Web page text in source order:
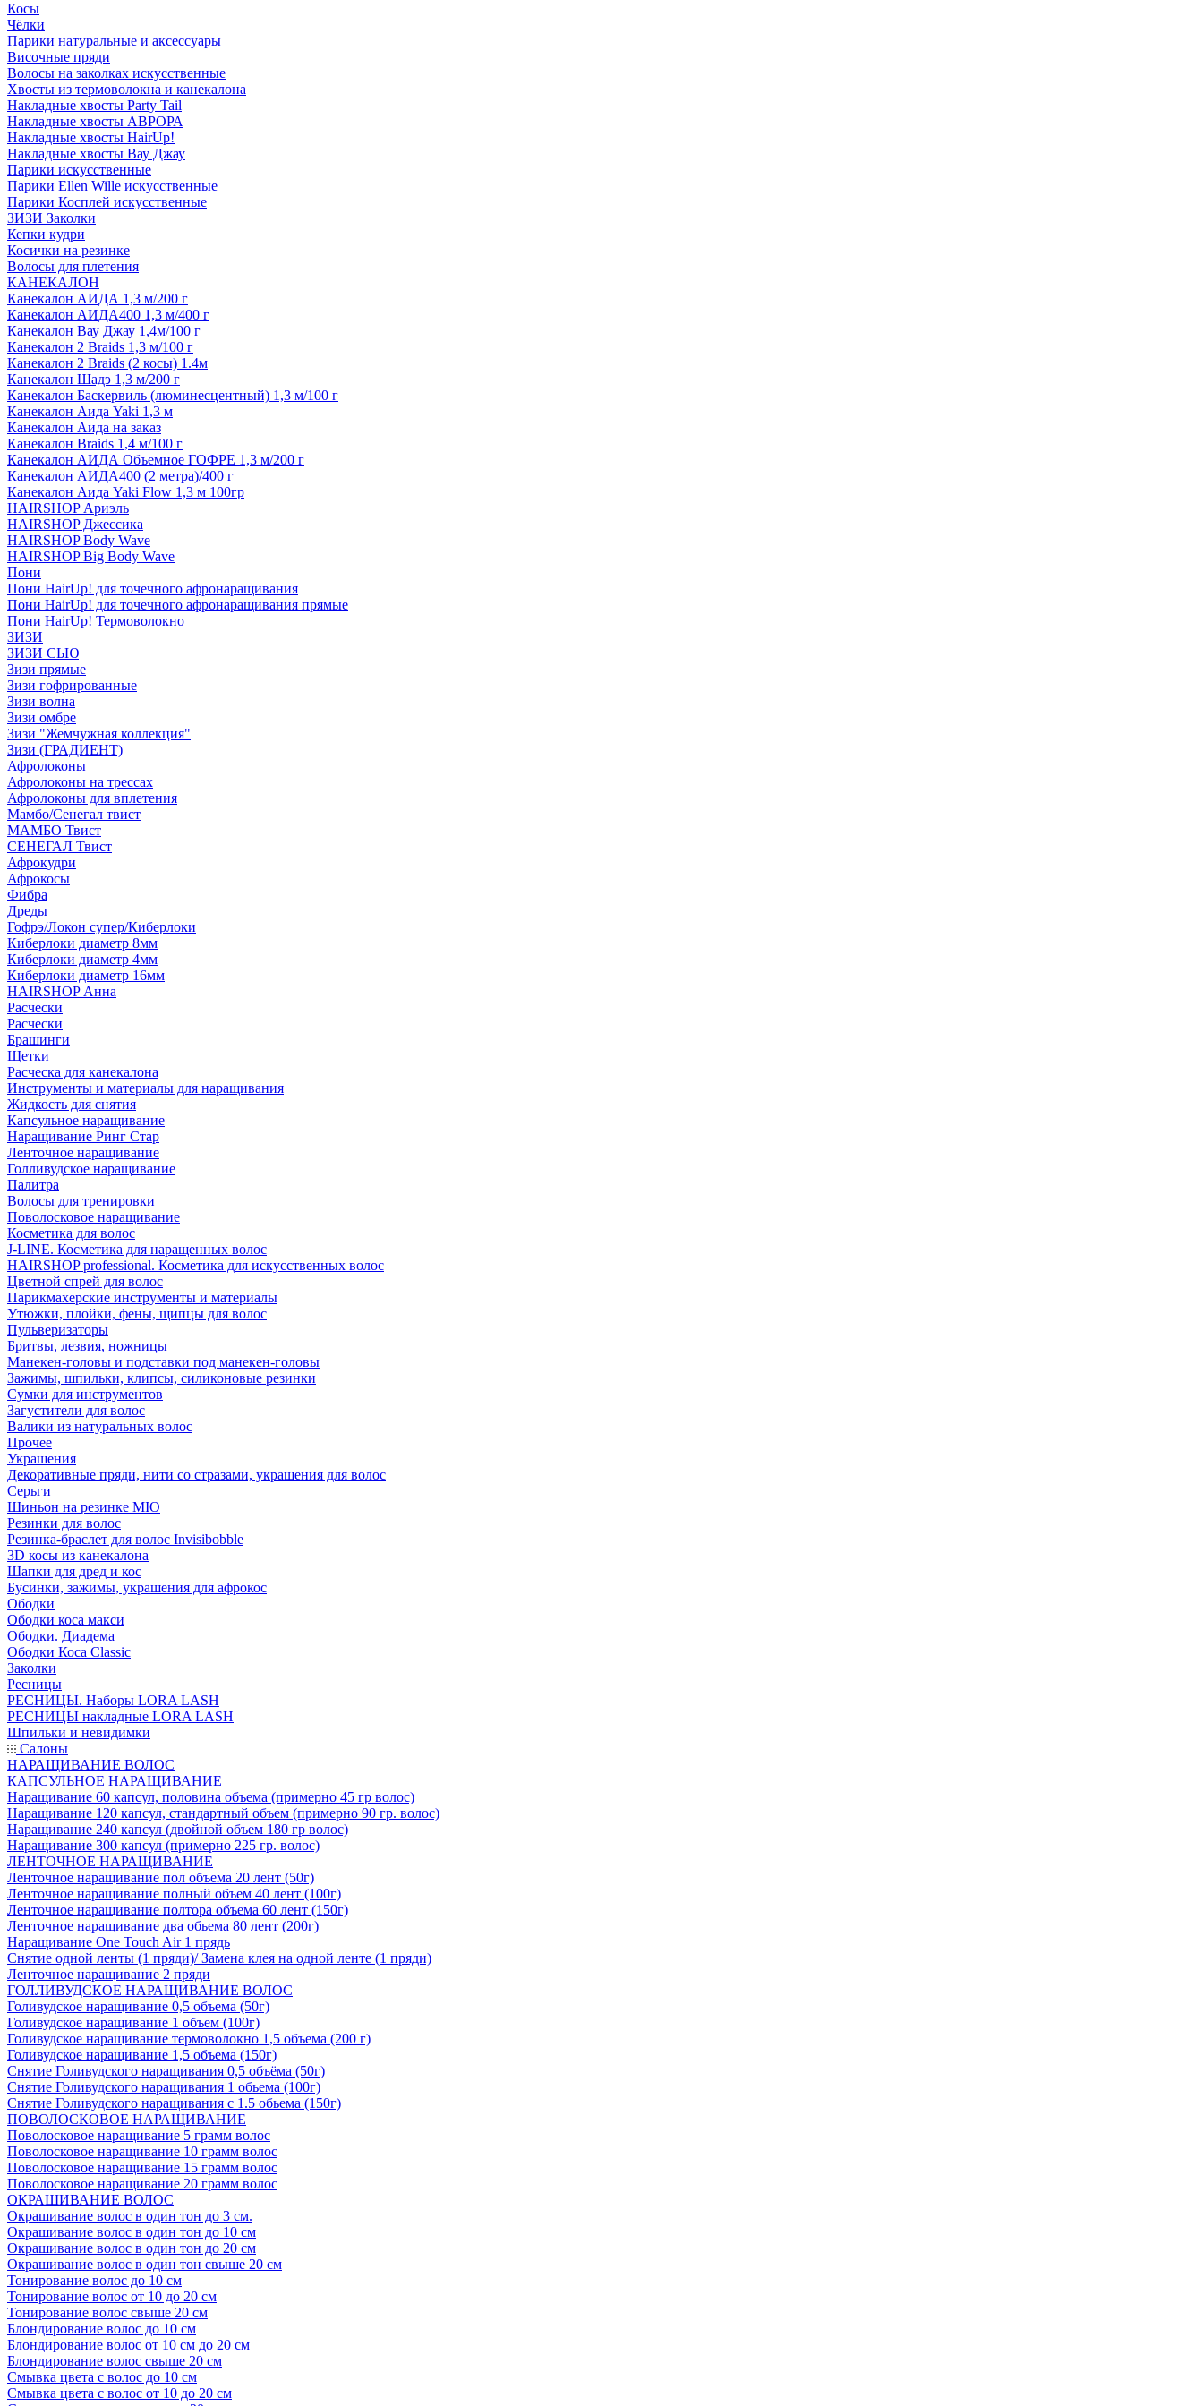
Косы
Чёлки
Парики натуральные и аксессуары
Височные пряди
Волосы на заколках искусственные
Хвосты из термоволокна и канекалона
Накладные хвосты Party Tail
Накладные хвосты АВРОРА
Накладные хвосты HairUp!
Накладные хвосты Вау Джау
Парики искусственные
Парики Ellen Wille искусственные
Парики Косплей искусственные
ЗИЗИ Заколки
Кепки кудри
Косички на резинке
Волосы для плетения
КАНЕКАЛОН
Канекалон АИДА 1,3 м/200 г
Канекалон АИДА400 1,3 м/400 г
Канекалон Вау Джау 1,4м/100 г
Канекалон 2 Braids 1,3 м/100 г
Канекалон 2 Braids (2 косы) 1.4м
Канекалон Шадэ 1,3 м/200 г
Канекалон Баскервиль (люминесцентный) 1,3 м/100 г
Канекалон Аида Yaki 1,3 м
Канекалон Аида на заказ
Канекалон Braids 1,4 м/100 г
Канекалон АИДА Объемное ГОФРЕ 1,3 м/200 г
Канекалон АИДА400 (2 метра)/400 г
Канекалон Аида Yaki Flow 1,3 м 100гр
HAIRSHOP Ариэль
HAIRSHOP Джессика
HAIRSHOP Body Wave
HAIRSHOP Big Body Wave
Пони
Пони HairUp! для точечного афронаращивания
Пони HairUp! для точечного афронаращивания прямые
Пони HairUp! Термоволокно
ЗИЗИ
ЗИЗИ СЬЮ
Зизи прямые
Зизи гофрированные
Зизи волна
Зизи омбре
Зизи "Жемчужная коллекция"
Зизи (ГРАДИЕНТ)
Афролоконы
Афролоконы на трессах
Афролоконы для вплетения
Мамбо/Сенегал твист
МАМБО Твист
СЕНЕГАЛ Твист
Афрокудри
Афрокосы
Фибра
Дреды
Гофрэ/Локон супер/Киберлоки
Киберлоки диаметр 8мм
Киберлоки диаметр 4мм
Киберлоки диаметр 16мм
HAIRSHOP Анна
Расчески
Расчески
Брашинги
Щетки
Расческа для канекалона
Инструменты и материалы для наращивания
Жидкость для снятия
Капсульное наращивание
Наращивание Ринг Стар
Ленточное наращивание
Голливудское наращивание
Палитра
Волосы для тренировки
Поволосковое наращивание
Косметика для волос
J-LINE. Косметика для наращенных волос
HAIRSHOP professional. Косметика для искусственных волос
Цветной спрей для волос
Парикмахерские инструменты и материалы
Утюжки, плойки, фены, щипцы для волос
Пульверизаторы
Бритвы, лезвия, ножницы
Манекен-головы и подставки под манекен-головы
Зажимы, шпильки, клипсы, силиконовые резинки
Сумки для инструментов
Загустители для волос
Валики из натуральных волос
Прочее
Украшения
Декоративные пряди, нити со стразами, украшения для волос
Серьги
Шиньон на резинке MIO
Резинки для волос
Резинка-браслет для волос Invisibobble
3D косы из канекалона
Шапки для дред и кос
Бусинки, зажимы, украшения для афрокос
Ободки
Ободки коса макси
Ободки. Диадема
Ободки Коса Classic
Заколки
Ресницы
РЕСНИЦЫ. Наборы LORA LASH
РЕСНИЦЫ накладные LORA LASH
Шпильки и невидимки
Салоны
НАРАЩИВАНИЕ ВОЛОС
КАПСУЛЬНОЕ НАРАЩИВАНИЕ
Наращивание 60 капсул, половина объема (примерно 45 гр волос)
Наращивание 120 капсул, стандартный объем (примерно 90 гр. волос)
Наращивание 240 капсул (двойной объем 180 гр волос)
Наращивание 300 капсул (примерно 225 гр. волос)
ЛЕНТОЧНОЕ НАРАЩИВАНИЕ
Ленточное наращивание пол объема 20 лент (50г)
Ленточное наращивание полный объем 40 лент (100г)
Ленточное наращивание полтора объема 60 лент (150г)
Ленточное наращивание два обьема 80 лент (200г)
Наращивание One Touch Air 1 прядь
Снятие одной ленты (1 пряди)/ Замена клея на одной ленте (1 пряди)
Ленточное наращивание 2 пряди
ГОЛЛИВУДСКОЕ НАРАЩИВАНИЕ ВОЛОС
Голивудское наращивание 0,5 объема (50г)
Голивудское наращивание 1 объем (100г)
Голивудское наращивание термоволокно 1,5 объема (200 г)
Голивудское наращивание 1,5 объема (150г)
Снятие Голивудского наращивания 0,5 объёма (50г)
Снятие Голивудского наращивания 1 обьема (100г)
Снятие Голивудского наращивания с 1.5 обьема (150г)
ПОВОЛОСКОВОЕ НАРАЩИВАНИЕ
Поволосковое наращивание 5 грамм волос
Поволосковое наращивание 10 грамм волос
Поволосковое наращивание 15 грамм волос
Поволосковое наращивание 20 грамм волос
ОКРАШИВАНИЕ ВОЛОС
Окрашивание волос в один тон до 3 см.
Окрашивание волос в один тон до 10 см
Окрашивание волос в один тон до 20 см
Окрашивание волос в один тон свыше 20 см
Тонирование волос до 10 см
Тонирование волос от 10 до 20 см
Тонирование волос свыше 20 см
Блондирование волос до 10 см
Блондирование волос от 10 см до 20 см
Блондирование волос свыше 20 см
Смывка цвета с волос до 10 см
Смывка цвета с волос от 10 до 20 см